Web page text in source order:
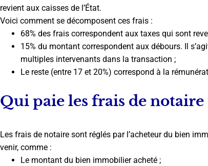
revient aux caisses de l’État.
Voici comment se décomposent ces frais :
68% des frais correspondent aux taxes qui sont
15% du montant correspondent aux débours. Il
multiples intervenants dans la transaction ;
Le reste (entre 17 et 20%) correspond à la
Qui paie les frais de notaire
Les frais de notaire sont réglés par l’acheteur du bien
venir, comme :
Le montant du bien immobilier acheté ;